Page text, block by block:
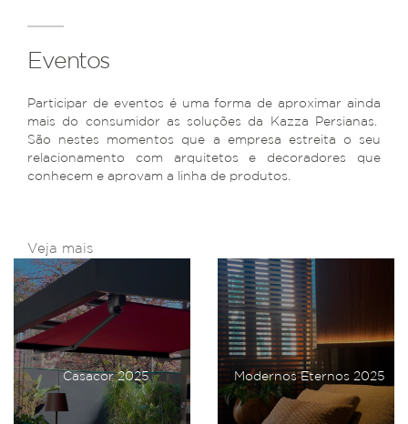
Eventos
Participar de eventos é uma forma de aproximar ainda
mais do consumidor as soluções da Kazza Persianas.
São nestes momentos que a empresa estreita o seu
relacionamento com arquitetos e decoradores que
conhecem e aprovam a linha de produtos.
Veja mais
Casacor 2025 Modernos Eternos 2025